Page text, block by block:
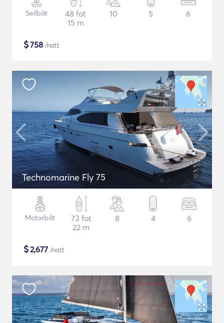
Seilbåt
48 fot
15 m
10 5 6
$758 /natt
Technomarine Fly 75
Motorbåt
73 fot
22 m
8 4 6
$2,677 /natt